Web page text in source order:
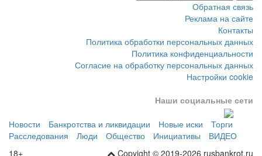
Обратная связь
Реклама на сайте
Контакты
Политика обработки персональных данных
Политика конфиденциальности
Согласие на обработку персональных данных
Настройки cookie
Наши социальные сети
Новости Банкротства и ликвидации Новые иски
Торги
Расследования
Люди Общество Инициативы
ВИДЕО
Copyight © 2019-2026 rusbankrot.ru
18+